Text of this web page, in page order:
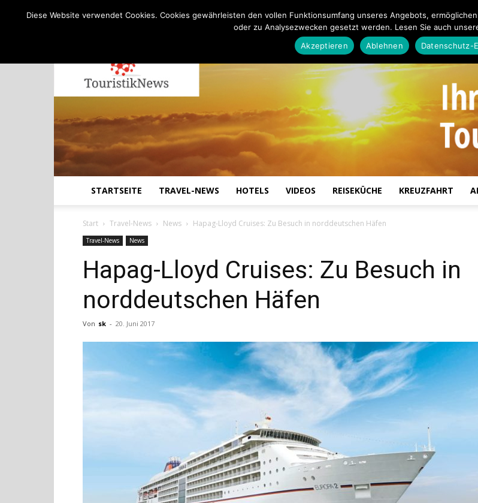
Touristiknews
und
STARTSEITE TRAVEL-NEWS HOTELS VIDEOS REISEKÜCHE KREUZFAHRT
Start Travel-News News Hapag-Lloyd Cruises: Zu Besuch in norddeutschen Häfen
Travel-News News
Hapag-Lloyd Cruises: Zu Besuch in
norddeutschen Häfen
Von sk - 20. Juni 2017
Diese Website verwendet Cookies. Cookies gewährleisten den vollen Funktionsumfang unseres Angebots,
oder zu Analysezwecken gesetzt werden. Lesen Sie auch
Akzeptieren
Ablehnen Datenschutz-